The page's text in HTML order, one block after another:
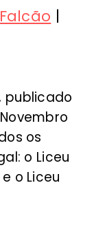
|
publicado
os
o Liceu
o Liceu